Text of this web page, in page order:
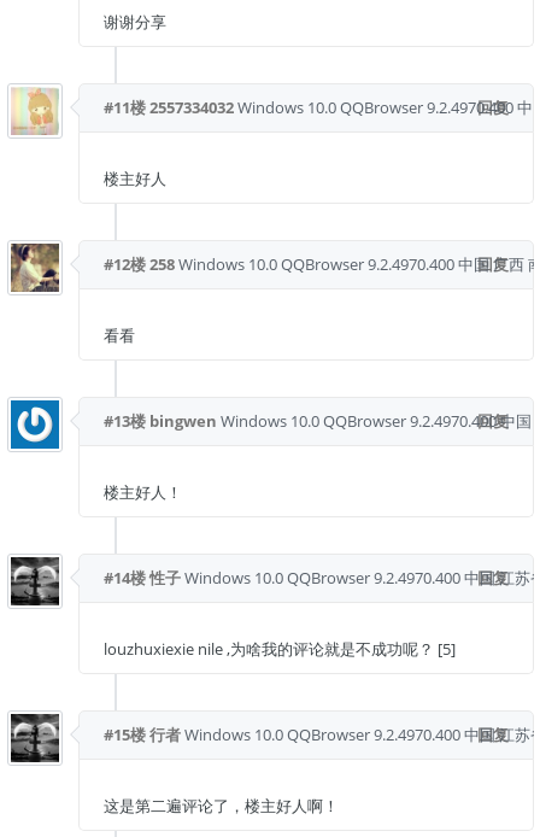
谢谢分享
回复
#11楼2557334032Windows 10.0QQBrowser 9.2.4970.400中
楼主好人
回复
#12楼258Windows 10.0QQBrowser 9.2.4970.400中国 广西
看看
回复
#13楼 bingwen Windows 10.0QQBrowser 9.2.4970.400中国
楼主好人！
回复
#14楼性子Windows 10.0QQBrowser 9.2.4970.400中国 江苏
louzhuxiexie nile ,为啥我的评论就是不成功呢？ [5]
回复
#15楼行者Windows 10.0QQBrowser 9.2.4970.400中国 江苏
这是第二遍评论了，楼主好人啊！